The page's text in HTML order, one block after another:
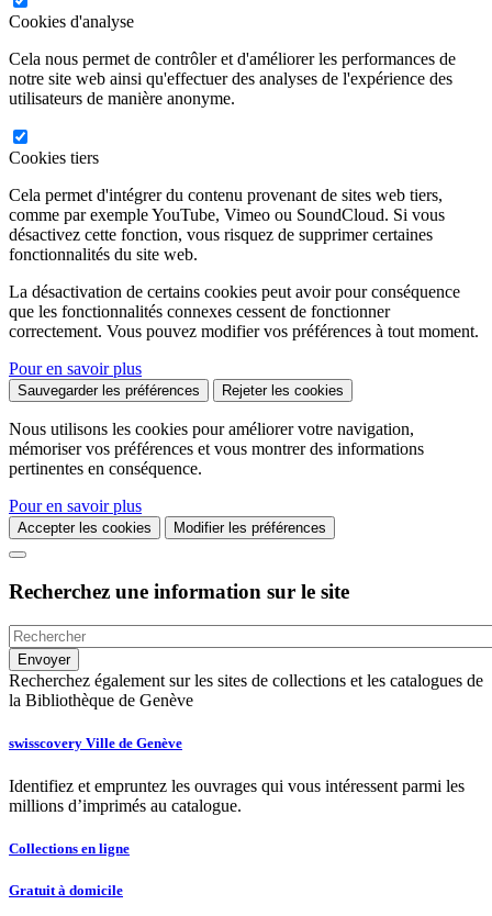
Cookies d'analyse
Cela nous permet de contrôler et d'améliorer les performances de
notre site web ainsi qu'effectuer des analyses de l'expérience des
utilisateurs de manière anonyme.
Cookies tiers
Cela permet d'intégrer du contenu provenant de sites web tiers,
comme par exemple YouTube, Vimeo ou SoundCloud. Si vous
désactivez cette fonction, vous risquez de supprimer certaines
fonctionnalités du site web.
La désactivation de certains cookies peut avoir pour conséquence
que les fonctionnalités connexes cessent de fonctionner
correctement. Vous pouvez modifier vos préférences à tout moment.
Pour en savoir plus
Sauvegarder les préférences Rejeter les cookies
Nous utilisons les cookies pour améliorer votre navigation,
mémoriser vos préférences et vous montrer des informations
pertinentes en conséquence.
Pour en savoir plus
Accepter les cookies Modifier les préférences
Recherchez une information sur le site
Recherchez également sur les sites de collections et les catalogues de
la Bibliothèque de Genève
swisscovery Ville de Genève
Identifiez et empruntez les ouvrages qui vous intéressent parmi les
millions d’imprimés au catalogue.
Collections en ligne
Gratuit à domicile